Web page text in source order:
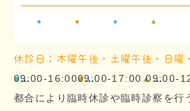
● ● ● ▲
休診日：木曜午後・土曜午後・日曜
●…
09:00-16:00●…
09:00-17:00 ▲…
09:00-
都合により臨時休診や臨時診察を行